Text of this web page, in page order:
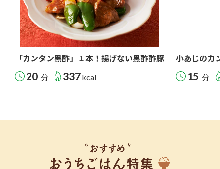
「カンタン黒酢」１本！揚げない黒酢酢豚
20 分 337 kcal
小あじのカ
15 分